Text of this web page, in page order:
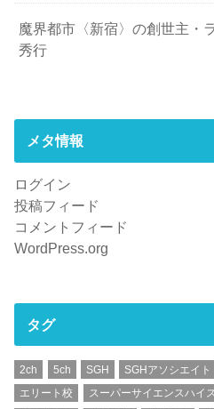
魔界都市〈新宿〉の創世主・
秀行
メタ情報
ログイン
投稿フィード
コメントフィード
WordPress.org
タグ
2ch 5ch SGH SGHアソシエイト
エリート校
スーパーサイエンスハイ